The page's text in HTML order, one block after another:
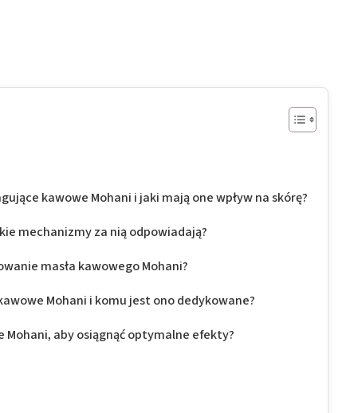
kawowe Mohani i jaki mają one wpływ na skórę?
mechanizmy za nią odpowiadają?
masła kawowego Mohani?
Mohani i komu jest ono dedykowane?
Mohani, aby osiągnąć optymalne efekty?